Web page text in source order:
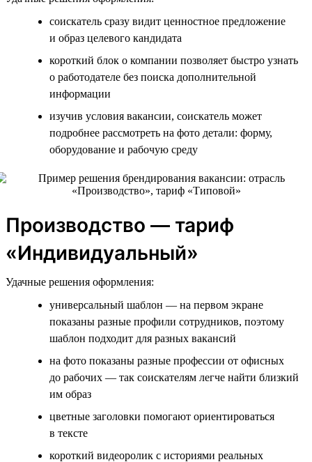
соискатель сразу видит ценностное предложение
и образ целевого кандидата
короткий блок о компании позволяет быстро узнать
о работодателе без поиска дополнительной
информации
изучив условия вакансии, соискатель может
подробнее рассмотреть на фото детали: форму,
оборудование и рабочую среду
Производство — тариф
«Индивидуальный»
Удачные решения оформления:
универсальный шаблон — на первом экране
показаны разные профили сотрудников, поэтому
шаблон подходит для разных вакансий
на фото показаны разные профессии от офисных
до рабочих — так соискателям легче найти близкий
им образ
цветные заголовки помогают ориентироваться
в тексте
короткий видеоролик с историями реальных